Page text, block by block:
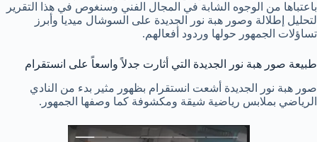
باعتباها من الوجوه الشابة في المجال الفني وسنغوص في هذا التقرير
لتحليل إطلالة وصور هبة نور الجديدة على السوشال ميديا وأبرز
تساؤلات الجمهور حولها وردود أفعالهم.
طبيعة صور هبة نور الجديدة التي أثارت جدلاً واسعاً على انستقرام
صور هبة نور الجديدة أشعت انستقرام بظهور مثير بدء من النادي
الرياضي بملابس رياضية شيقة ومكشوفة كما وصفها الجمهور.